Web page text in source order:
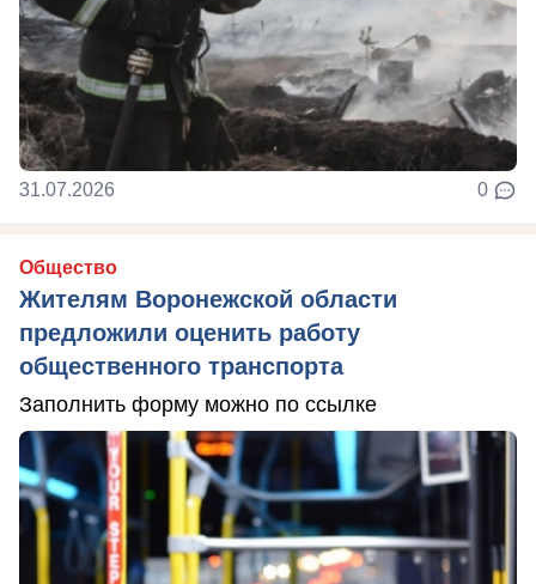
31.07.2026 0
Общество
Жителям Воронежской области
предложили оценить работу
общественного транспорта
Заполнить форму можно по ссылке